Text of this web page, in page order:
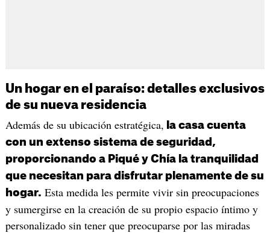
Un hogar en el paraíso: detalles exclusivos
de su nueva residencia
Además de su ubicación estratégica, la casa cuenta
con un extenso sistema de seguridad,
proporcionando a Piqué y Chía la tranquilidad
que necesitan para disfrutar plenamente de su
hogar. Esta medida les permite vivir sin preocupaciones
y sumergirse en la creación de su propio espacio íntimo y
personalizado sin tener que preocuparse por las miradas